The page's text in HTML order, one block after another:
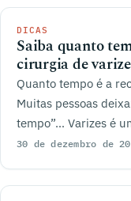
DICAS
Saiba quanto
cirurgia de
Quanto tempo é a
Muitas pessoas
tempo”… Varizes é
gravidades e
30 de dezembro de